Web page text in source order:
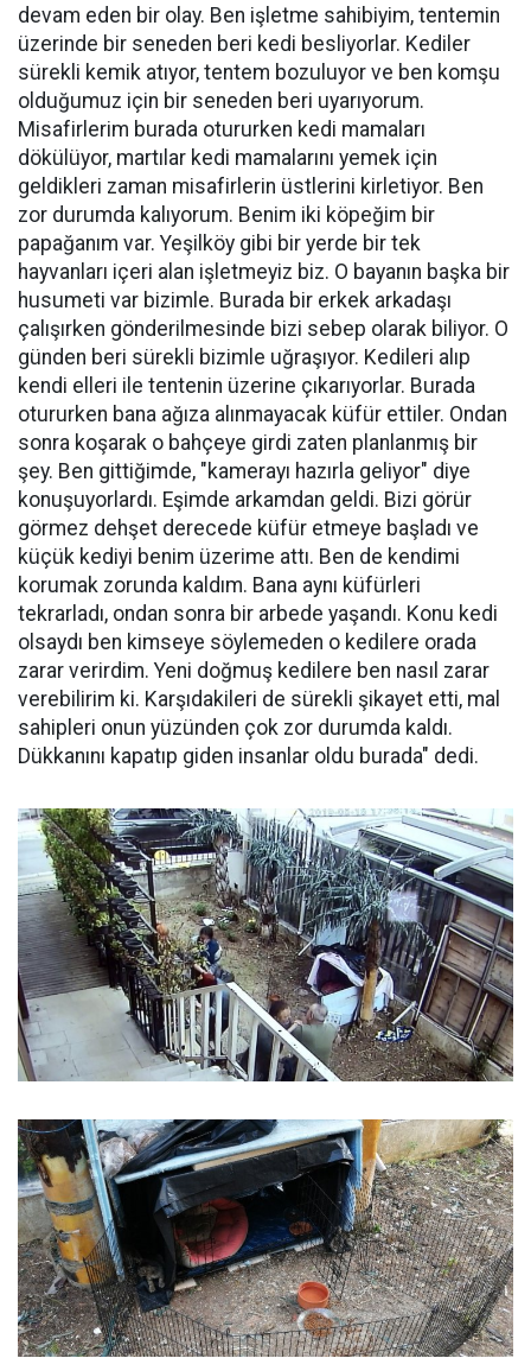
devam eden bir olay. Ben işletme sahibiyim, tentemin
üzerinde bir seneden beri kedi besliyorlar. Kediler
sürekli kemik atıyor, tentem bozuluyor ve ben komşu
olduğumuz için bir seneden beri uyarıyorum.
Misafirlerim burada otururken kedi mamaları
dökülüyor, martılar kedi mamalarını yemek için
geldikleri zaman misafirlerin üstlerini kirletiyor. Ben
zor durumda kalıyorum. Benim iki köpeğim bir
papağanım var. Yeşilköy gibi bir yerde bir tek
hayvanları içeri alan işletmeyiz biz. O bayanın başka bir
husumeti var bizimle. Burada bir erkek arkadaşı
çalışırken gönderilmesinde bizi sebep olarak biliyor. O
günden beri sürekli bizimle uğraşıyor. Kedileri alıp
kendi elleri ile tentenin üzerine çıkarıyorlar. Burada
otururken bana ağıza alınmayacak küfür ettiler. Ondan
sonra koşarak o bahçeye girdi zaten planlanmış bir
şey. Ben gittiğimde, "kamerayı hazırla geliyor" diye
konuşuyorlardı. Eşimde arkamdan geldi. Bizi görür
görmez dehşet derecede küfür etmeye başladı ve
küçük kediyi benim üzerime attı. Ben de kendimi
korumak zorunda kaldım. Bana aynı küfürleri
tekrarladı, ondan sonra bir arbede yaşandı. Konu kedi
olsaydı ben kimseye söylemeden o kedilere orada
zarar verirdim. Yeni doğmuş kedilere ben nasıl zarar
verebilirim ki. Karşıdakileri de sürekli şikayet etti, mal
sahipleri onun yüzünden çok zor durumda kaldı.
Dükkanını kapatıp giden insanlar oldu burada" dedi.